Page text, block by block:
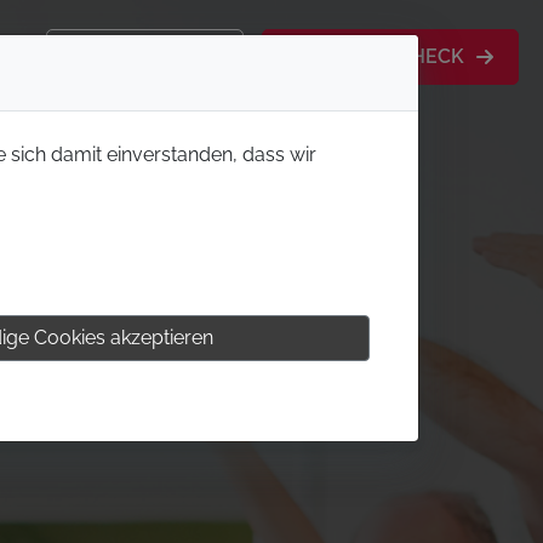
MITGLIEDS-CHECK
sich damit einverstanden, dass wir
Cookies akzeptieren